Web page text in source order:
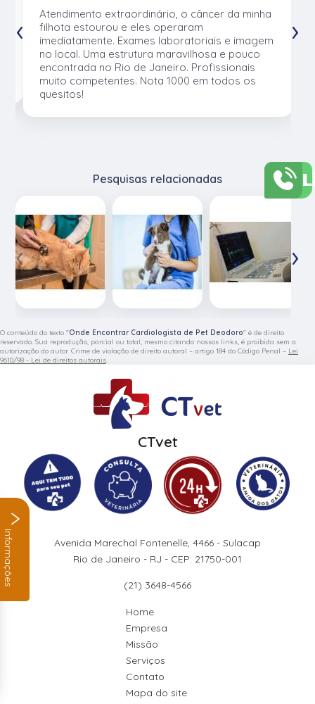
Atendimento extraordinário, o câncer da minha
filhota estourou e eles operaram
imediatamente. Exames laboratoriais e imagem
no local. Uma estrutura maravilhosa e pouco
encontrada no Rio de Janeiro. Profissionais
muito competentes. Nota 1000 em todos os
quesitos!
‹ ›
Pesquisas relacionadas
‹ ›
O conteúdo do texto "Onde Encontrar Cardiologista de Pet Deodoro" é de direito
reservado. Sua reprodução, parcial ou total, mesmo citando nossos links, é proibida sem a
autorização do autor. Crime de violação de direito autoral – artigo 184 do Código Penal – Lei
9610/98 - Lei de direitos autorais.
CTvet
Avenida Marechal Fontenelle, 4466 - Sulacap
Rio de Janeiro - RJ - CEP: 21750-001
(21) 3648-4566
Home
Empresa
Missão
Serviços
Contato
Mapa do site
Informações